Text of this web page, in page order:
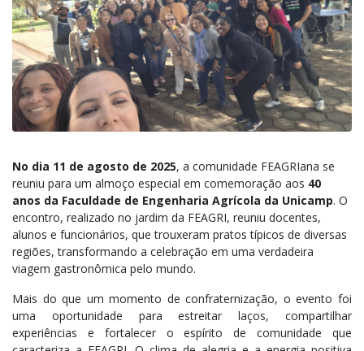
No dia 11 de agosto de 2025, a comunidade FEAGRIana se
reuniu para um almoço especial em comemoração aos 40
anos da Faculdade de Engenharia Agrícola da Unicamp. O
encontro, realizado no jardim da FEAGRI, reuniu docentes,
alunos e funcionários, que trouxeram pratos típicos de diversas
regiões, transformando a celebração em uma verdadeira
viagem gastronômica pelo mundo.
Mais do que um momento de confraternização, o evento foi
uma oportunidade para estreitar laços, compartilhar
experiências e fortalecer o espírito de comunidade que